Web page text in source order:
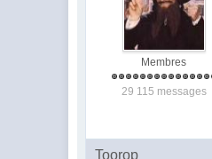
Membres
29 115 messages
Toorop